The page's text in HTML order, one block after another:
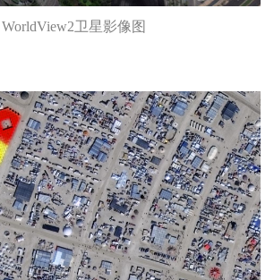
WorldView2卫星影像图